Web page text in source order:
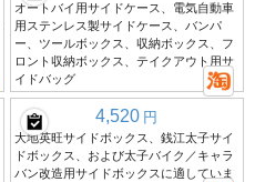
オートバイ用サイドケース、電気自動車
用ステンレス製サイドケース、バンパ
ー、ツールボックス、収納ボックス、フ
ロント収納ボックス、テイクアウト用サ
イドバッグ
4,520 円
大地英旺サイドボックス、銭江太子サイ
ドボックス、および太子バイク／キャラ
バン改造用サイドボックスに適していま